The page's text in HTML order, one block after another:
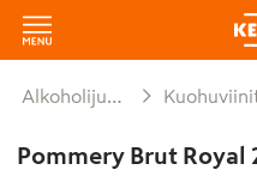
Alkoholijuomat Kuohuviinit yli
Pommery Brut Royal